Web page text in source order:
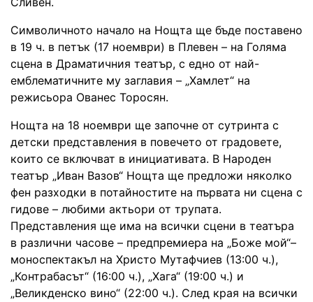
Символичното начало на Нощта ще бъде поставено
в 19 ч. в петък (17 ноември) в Плевен – на Голяма
сцена в Драматичния театър, с едно от най-
емблематичните му заглавия – „Хамлет“ на
режисьора Ованес Торосян.
Нощта на 18 ноември ще започне от сутринта с
детски представления в повечето от градовете,
които се включват в инициативата. В Народен
театър „Иван Вазов“ Нощта ще предложи няколко
фен разходки в потайностите на първата ни сцена с
гидове – любими актьори от трупата.
Представления ще има на всички сцени в театъра
в различни часове – предпремиера на „Боже мой“–
моноспектакъл на Христо Мутафчиев (13:00 ч.),
„Контрабасът“ (16:00 ч.), „Хага“ (19:00 ч.) и
„Великденско вино“ (22:00 ч.). След края на всички